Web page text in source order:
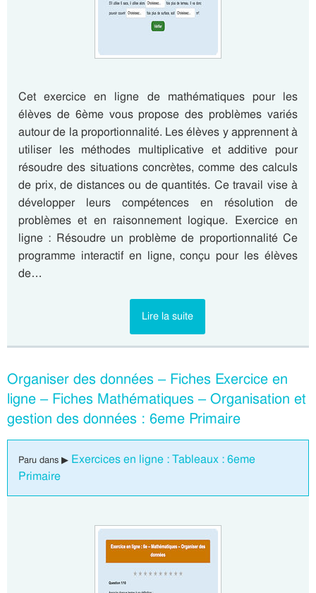
Cet exercice en ligne de mathématiques pour les
élèves de 6ème vous propose des problèmes variés
autour de la proportionnalité. Les élèves y apprennent à
utiliser les méthodes multiplicative et additive pour
résoudre des situations concrètes, comme des calculs
de prix, de distances ou de quantités. Ce travail vise à
développer leurs compétences en résolution de
problèmes et en raisonnement logique. Exercice en
ligne : Résoudre un problème de proportionnalité Ce
programme interactif en ligne, conçu pour les élèves
de…
Lire la suite
Organiser des données – Fiches Exercice en
ligne – Fiches Mathématiques – Organisation et
gestion des données : 6eme Primaire
Paru dans ▶ Exercices en ligne : Tableaux : 6eme
Primaire